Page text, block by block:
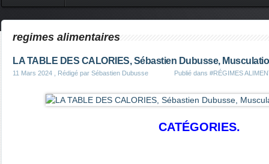
regimes alimentaires
LA TABLE DES CALORIES, Sébastien Dubusse,
11 Mars 2024 , Rédigé par Sébastien Dubusse Publié dans #RÉGIMES
CATÉGORIES.